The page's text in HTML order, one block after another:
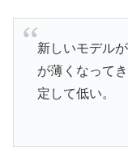
新しいモデル
が薄くなって
定して低い。